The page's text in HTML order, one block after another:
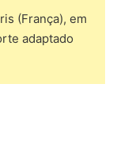
(França), em
adaptado